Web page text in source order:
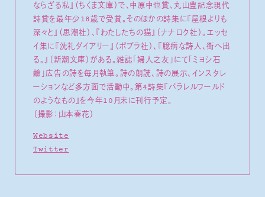
ならざる私』（ちくま文庫）で、中原中也賞、丸山豊記念現代
詩賞を最年少18歳で受賞。そのほかの詩集に『屋根よりも
深々と』（思潮社）、『わたしたちの猫』（ナナロク社）。エッセ
イ集に『洗礼ダイアリー』（ポプラ社）、『臆病な詩人、街へ出
る。』（新潮文庫）がある。雑誌「婦人之友」にて「ミヨシ石
鹼」広告の詩を毎月執筆。詩の朗読、詩の展示、インスタレ
ーションなど多方面で活動中。第4詩集『パラレルワールド
のようなもの』を今年10月末に刊行予定。
（撮影：山本春花）
Website
Twitter